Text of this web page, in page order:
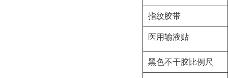
指纹胶带
医用输液贴
黑色不干胶比例尺